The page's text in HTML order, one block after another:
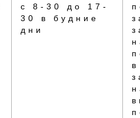
с 8-30 до 17-
30 в будние
дни